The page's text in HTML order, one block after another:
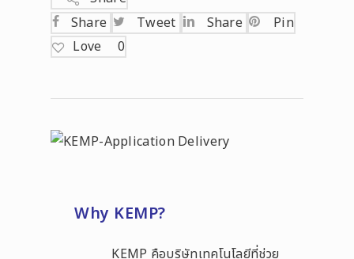
Share
Tweet Share
Pin
Love
0
Why KEMP?
KEMP คือบริษัทเทคโนโลยีที่ช่วย